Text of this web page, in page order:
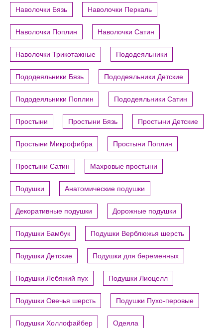
Наволочки Бязь Наволочки Перкаль
Наволочки Поплин Наволочки Сатин
Наволочки Трикотажные Пододеяльники
Пододеяльники Бязь Пододеяльники Детские
Пододеяльники Поплин Пододеяльники Сатин
Простыни Простыни Бязь Простыни Детские
Простыни Микрофибра Простыни Поплин
Простыни Сатин Махровые простыни
Подушки Анатомические подушки
Декоративные подушки Дорожные подушки
Подушки Бамбук Подушки Верблюжья шерсть
Подушки Детские Подушки для беременных
Подушки Лебяжий пух Подушки Лиоцелл
Подушки Овечья шерсть Подушки Пухо-перовые
Подушки Холлофайбер Одеяла